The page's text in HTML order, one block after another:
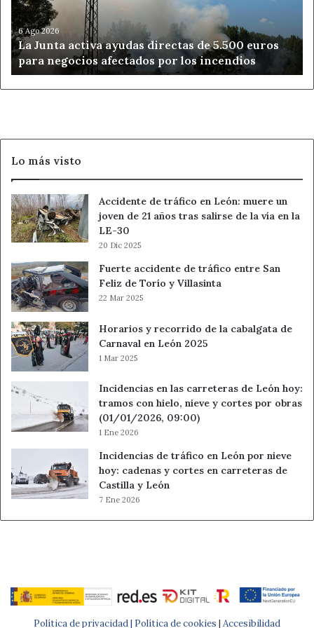
5.500
euros
para
negocios
afectados
por
6 Ago 2026
La Junta activa ayudas directas de 5.500 euros
para negocios afectados por los incendios
Lo más visto
Accidente de tráfico en León: muere un
joven de 21 años tras salirse de la vía en la
LE-30
20 Dic 2025
Fuerte accidente de tráfico entre San
Feliz de Torío y Villasinta
22 Mar 2025
Horarios y recorrido de la cabalgata de
Carnaval en León 2025
1 Mar 2025
Incidencias en las carreteras de León hoy:
tramos con hielo, nieve y cortes por obras
(01/01/2026, 09:00)
1 Ene 2026
Incidencias de tráfico en León por nieve
hoy: cadenas y cortes en carreteras de
Castilla y León
7 Ene 2026
Política de privacidad | Política de cookies | Accesibilidad